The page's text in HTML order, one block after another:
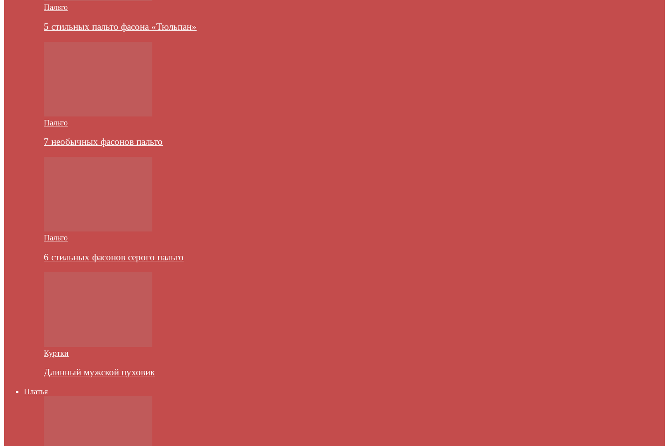
Пальто
5 стильных пальто фасона «Тюльпан»
Пальто
7 необычных фасонов пальто
Пальто
6 стильных фасонов серого пальто
Куртки
Длинный мужской пуховик
Платья